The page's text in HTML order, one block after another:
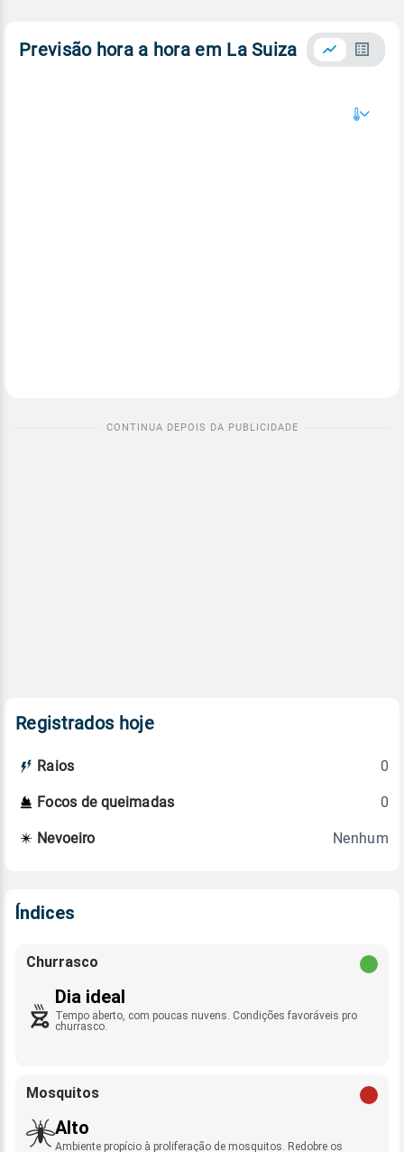
Previsão hora a hora em La Suiza
Registrados hoje
Raios 0
Focos de queimadas 0
Nevoeiro Nenhum
Índices
Churrasco
Dia ideal
Tempo aberto, com poucas nuvens. Condições favoráveis pro
churrasco.
Mosquitos
Alto
Ambiente propício à proliferação de mosquitos. Redobre os